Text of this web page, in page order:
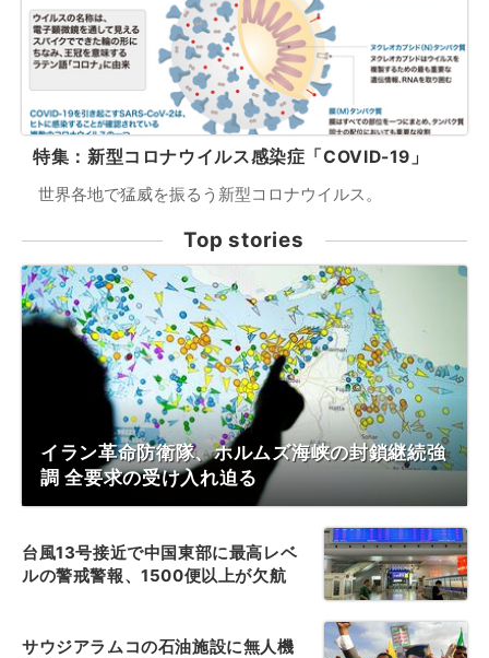
特集：新型コロナウイルス感染症「COVID-19」
世界各地で猛威を振るう新型コロナウイルス。
Top stories
イラン革命防衛隊、ホルムズ海峡の封鎖継続強
調 全要求の受け入れ迫る
台風13号接近で中国東部に最高レベ
ルの警戒警報、1500便以上が欠航
サウジアラムコの石油施設に無人機